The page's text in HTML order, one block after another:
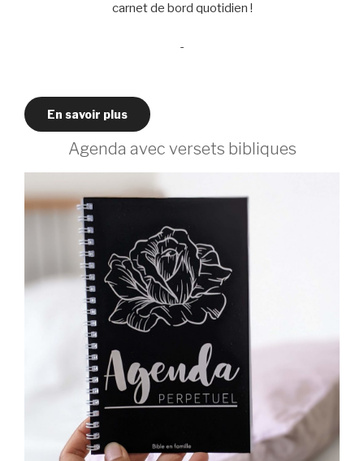
carnet de bord quotidien !
-
En savoir plus
Agenda avec versets bibliques